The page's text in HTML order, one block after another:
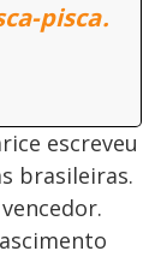
pisca.
escreveu
brasileiras.